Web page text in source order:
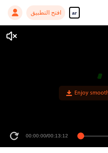
ar افتح التطبيق
Enjoy
00:00:00/00:13:12